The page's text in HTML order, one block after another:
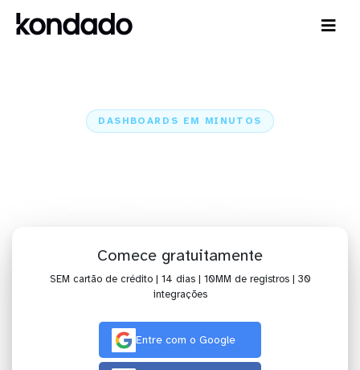
DASHBOARDS EM MINUTOS
Comece gratuitamente
SEM cartão de crédito | 14 dias | 10MM de registros | 30
integrações
Entre com o Google